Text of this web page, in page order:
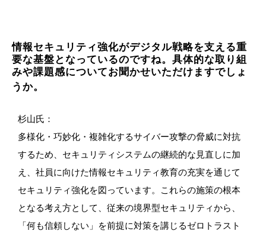
情報セキュリティ強化がデジタル戦略を支える重
要な基盤となっているのですね。具体的な取り組
みや課題感についてお聞かせいただけますでしょ
うか。
杉山氏：
多様化・巧妙化・複雑化するサイバー攻撃の脅威に対抗
するため、セキュリティシステムの継続的な見直しに加
え、社員に向けた情報セキュリティ教育の充実を通じて
セキュリティ強化を図っています。これらの施策の根本
となる考え方として、従来の境界型セキュリティから、
「何も信頼しない」を前提に対策を講じるゼロトラスト